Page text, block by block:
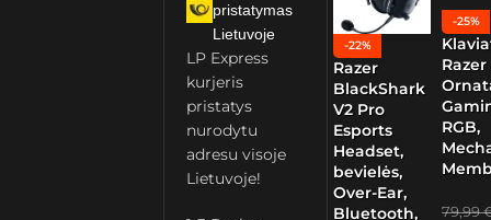
pristatymas
Lietuvoje
LP Express
kurjeris
pristatys
nurodytu
adresu visoje
Lietuvoje!
-22%
Razer
BlackShark
V2 Pro
Esports
Headset,
bevielės,
Over-Ear,
Bluetooth,
-25%
Razer
RGB,
79,99